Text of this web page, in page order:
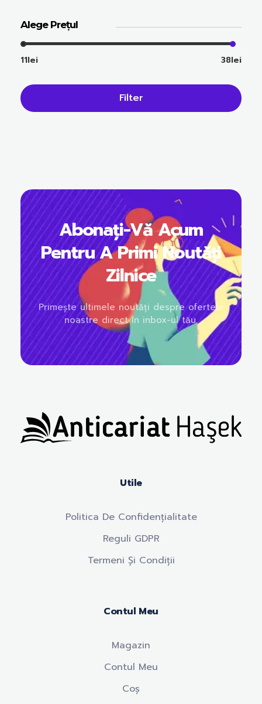
Alege Prețul
11lei 38lei
Filter
Abonați-Vă Acum
Pentru A Primi Noutăți
Zilnice
Primește ultimele noutăți despre ofertele
noastre direct în inbox-ul tău.
Utile
Politica De Confidențialitate
Reguli GDPR
Termeni Și Condiții
Contul Meu
Magazin
Contul Meu
Coș